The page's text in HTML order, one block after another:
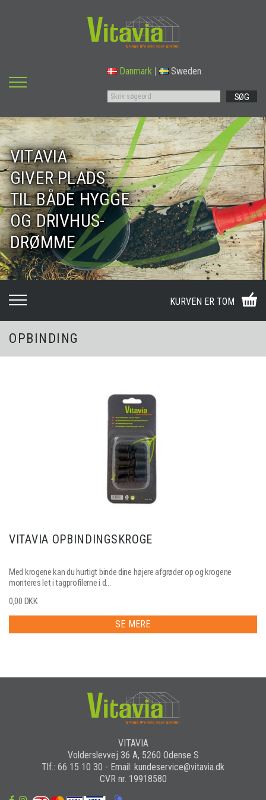
Danmark Sweden
SØG
VITAVIA
GIVER PLADS
TIL BÅDE HYGGE
OG DRIVHUS-
DRØMME
KURVEN ER TOM
OPBINDING
VITAVIA OPBINDINGSKROGE
Med krogene kan du hurtigt binde dine højere afgrøder op og krogene
monteres let i tagprofilerne i d...
0,00 DKK
SE MERE
VITAVIA
Volderslevvej 36 A, 5260 Odense S
Tlf.: 66 15 10 30 - Email: kundeservice@vitavia.dk
CVR nr. 19918580